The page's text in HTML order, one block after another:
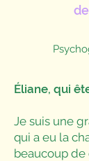
Éliane, qui
Je suis une
qui a eu la
beaucoup de